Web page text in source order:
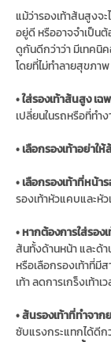
แม้ว่ารองเท้าส้นสูงจ
อยู่ดี หรืออาจจำเป็นต้
ดูกันดีกว่าว่า มีเทคนิค
โดยที่ไม่ทำลายสุขภาพ
• ใส่รองเท้าส้นสูง เ
เปลี่ยนในรถหรือที่ทำง
• เลือกรองเท้าอย่าใ
• เลือกรองเท้าที่หน้า
รองเท้าหัวแคบและ
• หากต้องการใส่รอ
ส้นทั้งด้านหน้า และด้า
หรือเลือกรองเท้าที่มี
เท้า ลดการเกร็งเท้าเ
• ส้นรองเท้าที่ทำจา
ซับแรงกระแทกได้ดีก